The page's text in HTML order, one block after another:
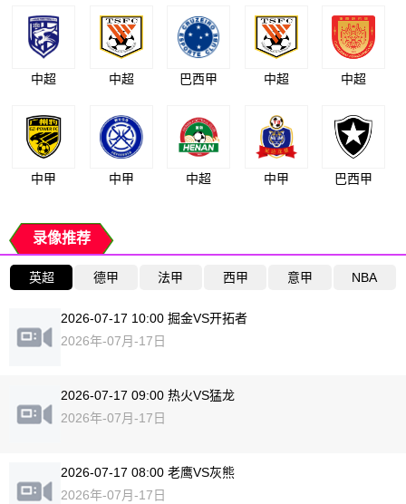
中超 中超 巴西甲 中超 中超
中甲 中甲 中超 中甲 巴西甲
录像推荐
英超 德甲 法甲 西甲 意甲 NBA
2026-07-17 10:00 掘金VS开拓者
2026年-07月-17日
2026-07-17 09:00 热火VS猛龙
2026年-07月-17日
2026-07-17 08:00 老鹰VS灰熊
2026年-07月-17日